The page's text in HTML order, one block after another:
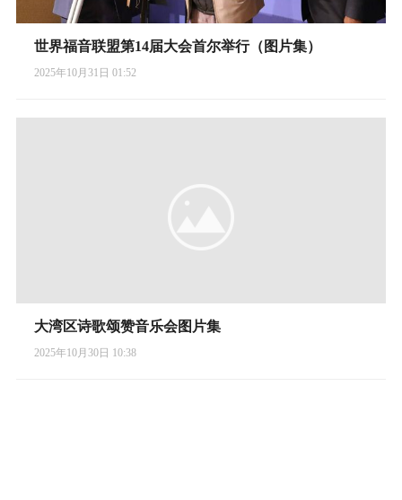
世界福音联盟第14届大会首尔举行（图片集）
2025年10月31日 01:52
大湾区诗歌颂赞音乐会图片集
2025年10月30日 10:38